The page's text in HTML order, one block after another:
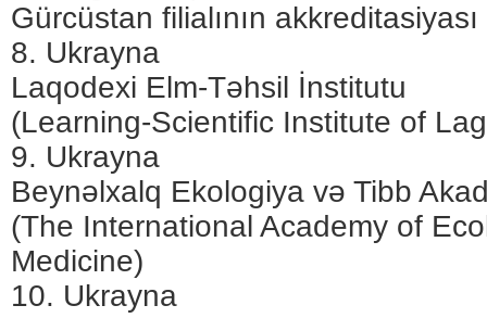
Gürcüstan filialının
8. Ukrayna
Laqodexi Elm-Təhsil İnstitutu
(Learning-Scientific Institute of
9. Ukrayna
Beynəlxalq Ekologiya və Tibb
(The International Academy of
Medicine)
10. Ukrayna